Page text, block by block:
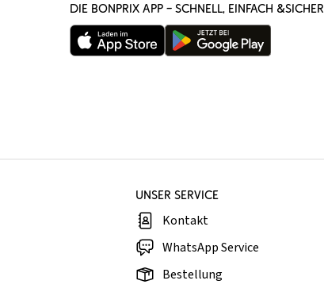
DIE BONPRIX APP – SCHNELL, EINFACH &SICHER
UNSER SERVICE
Kontakt
WhatsApp Service
Bestellung